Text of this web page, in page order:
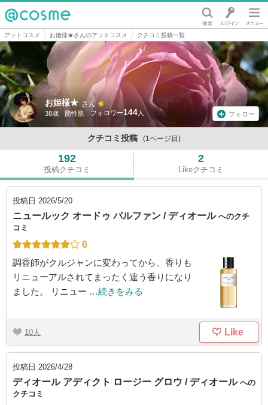
@cosme
アットコスメ お姫様★さんのアットコスメ クチコミ投稿一覧
お姫様★ さん
38歳 脂性肌 144 フォロー
クチコミ投稿 (1ページ目)
192
投稿クチコミ
2
Likeクチコミ
投稿日 2026/5/20
ニュールック オードゥ パルファン / ディオール へのクチ
コミ
6
調香師がクルジャンに変わってから、香りも
リニューアルされてまったく違う香りになり
ました。 リニュー …続きをみる
10 Like
投稿日 2026/4/28
ディオール アディクト ロージー グロウ / ディオール への
クチコミ